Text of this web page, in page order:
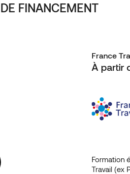
FINANCEMENT
France
À partir
Formation
Travail (ex